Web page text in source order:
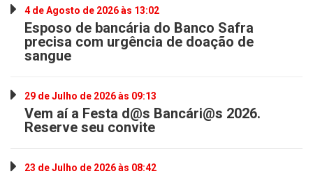
4 de Agosto de 2026 às 13:02
Esposo de bancária do Banco Safra
precisa com urgência de doação de
sangue
29 de Julho de 2026 às 09:13
Vem aí a Festa d@s Bancári@s 2026.
Reserve seu convite
23 de Julho de 2026 às 08:42